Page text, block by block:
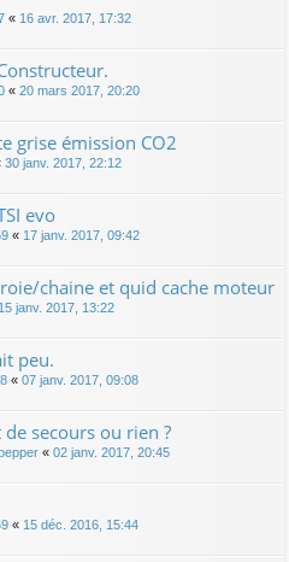
« 16 avr. 2017, 17:32
« 20 mars 2017, 20:20
grise émission CO2
30 janv. 2017, 22:12
evo
« 17 janv. 2017, 09:42
chaine et quid cache moteur
15 janv. 2017, 13:22
peu.
« 07 janv. 2017, 09:08
secours ou rien ?
« 02 janv. 2017, 20:45
« 15 déc. 2016, 15:44